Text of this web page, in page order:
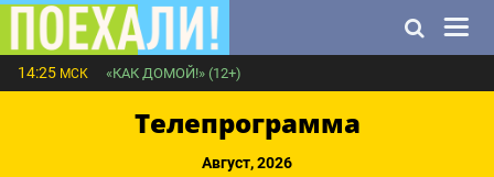
14:25 МСК «КАК ДОМОЙ!» (12+)
Телепрограмма
Август, 2026